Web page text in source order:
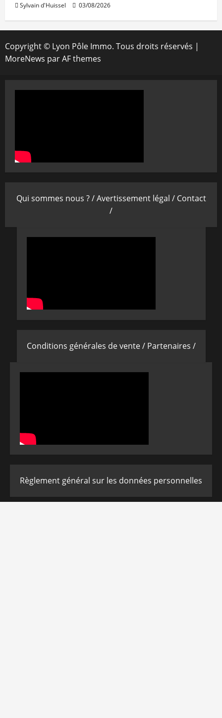
Sylvain d'Huissel 03/08/2026
Copyright © Lyon Pôle Immo. Tous droits réservés |
MoreNews par AF themes
Qui sommes nous ? /Avertissement légal / Contact
/
Conditions générales de vente / Partenaires /
Règlement général sur les données personnelles